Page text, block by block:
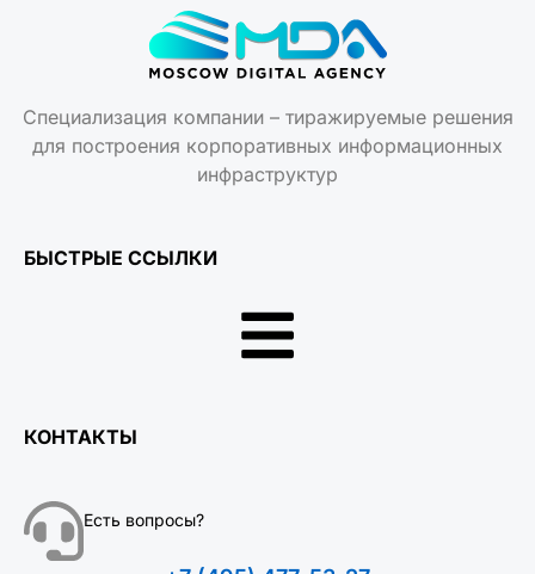
Специализация компании – тиражируемые решения
для построения корпоративных информационных
инфраструктур
БЫСТРЫЕ ССЫЛКИ
КОНТАКТЫ
Есть вопросы?